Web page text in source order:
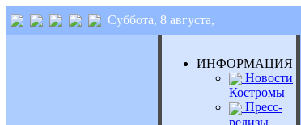
Суббота, 8 августа,
ИНФОРМАЦИЯ
Новости
Костромы
Пресс-
релизы